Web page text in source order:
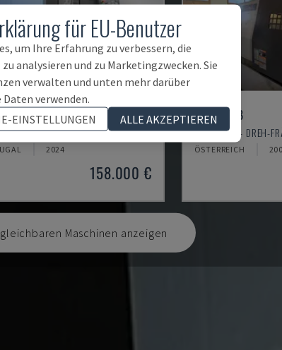
2600Y II
- DREH-FRÄSZENTRUM
2024
158.000 €
ZT1500YB
MORI SEIKI - DREH-
ÖSTERREICH
Maschinen anzeigen
für EU-Benutzer
um Ihre Erfahrung zu verbessern, die
analysieren und zu Marketingzwecken. Sie
verwalten und unten mehr darüber
verwenden.
EINSTELLUNGEN
ALLE AKZEPTIEREN